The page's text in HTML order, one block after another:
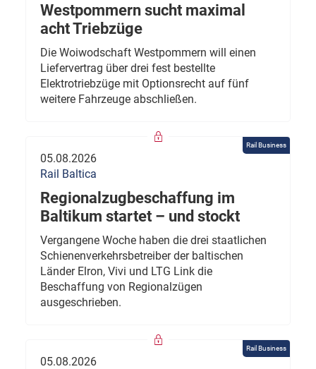
Westpommern sucht maximal
acht Triebzüge
Die Woiwodschaft Westpommern will einen
Liefervertrag über drei fest bestellte
Elektrotriebzüge mit Optionsrecht auf fünf
weitere Fahrzeuge abschließen.
Rail Business
05.08.2026
Rail Baltica
Regionalzugbeschaffung im
Baltikum startet – und stockt
Vergangene Woche haben die drei staatlichen
Schienenverkehrsbetreiber der baltischen
Länder Elron, Vivi und LTG Link die
Beschaffung von Regionalzügen
ausgeschrieben.
Rail Business
05.08.2026